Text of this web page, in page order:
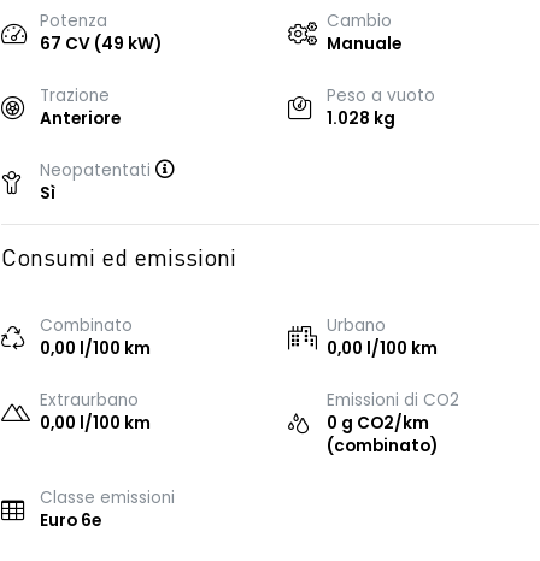
Potenza
67 CV (49 kW)
Cambio
Manuale
Trazione
Anteriore
Peso a vuoto
1.028 kg
Neopatentati
Sì
Consumi ed emissioni
Combinato
0,00 l/100 km
Urbano
0,00 l/100 km
Extraurbano
0,00 l/100 km
Emissioni di CO2
0 g CO2/km
(combinato)
Classe emissioni
Euro 6e